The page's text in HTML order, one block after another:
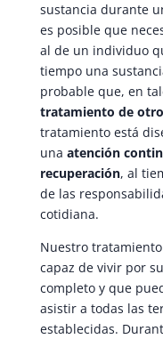
sustancia durante
es posible que
al de un individuo
tiempo una
probable que, en
tratamiento de
tratamiento está
una atención
recuperación, al
de las
cotidiana.
Nuestro
capaz de vivir por
completo y que
asistir a todas las
establecidas.